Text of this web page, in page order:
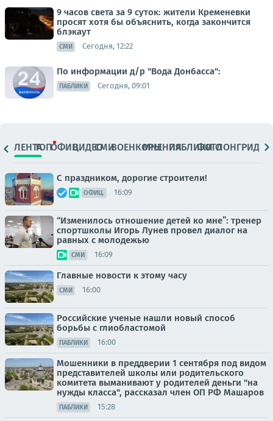
9 часов света за 9 суток: жители Кременевки
просят хотя бы объяснить, когда закончится
блэкаут
СМИ Сегодня, 12:22
По информации д/р "Вода Донбасса":
ПАБЛИКИ Сегодня, 09:01
ЛЕНТАТОПОФИЦ.ВИДЕОСМИВОЕНКОРЫМНЕНИЯПАБЛИКИ
ФОТОЛОНГРИДЫ
С праздником, дорогие строители!
ОФИЦ. 16:09
“Изменилось отношение детей ко мне”: тренер
спортшколы Игорь Лунев провел диалог на
равных с молодежью
СМИ 16:09
Главные новости к этому часу
СМИ 16:00
Российские ученые нашли новый способ
борьбы с глиобластомой
ПАБЛИКИ 16:00
Мошенники в преддверии 1 сентября под видом
представителей школы или родительского
комитета выманивают у родителей деньги "на
нужды класса", рассказал член ОП РФ Машаров
ПАБЛИКИ 15:28